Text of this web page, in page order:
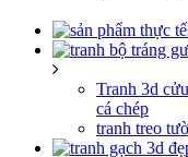
Tranh 3d
cá chép
tranh treo